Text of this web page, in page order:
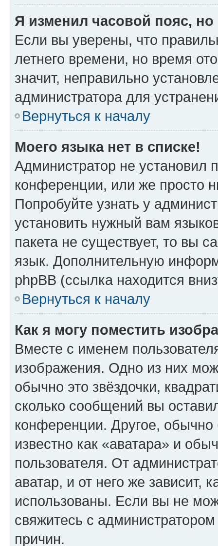
Я изменил часовой пояс,
Если вы уверены, что
летнего времени, но время
значит, неправильно
администратора для
Вернуться к началу
Моего языка нет в списке!
Администратор не установил
конференции, или же просто
Попробуйте узнать у
установить нужный вам
пакета не существует, то вы
язык. Дополнительную
phpBB (ссылка находится
Вернуться к началу
Как я могу поместить
Вместе с именем
изображения. Одно из них
обычно это звёздочки,
сколько сообщений вы
конференции. Другое,
известно как «аватара» и
пользователя. От
аватар, и от него же зависит,
использованы. Если вы не
свяжитесь с
причин.